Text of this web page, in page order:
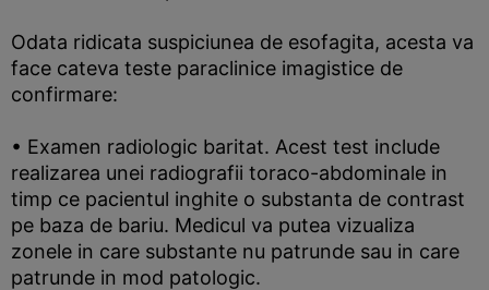
Odata ridicata suspiciunea de esofagita, acesta va
face cateva teste paraclinice imagistice de
confirmare:
• Examen radiologic baritat. Acest test include
realizarea unei radiografii toraco-abdominale in
timp ce pacientul inghite o substanta de contrast
pe baza de bariu. Medicul va putea vizualiza
zonele in care substante nu patrunde sau in care
patrunde in mod patologic.